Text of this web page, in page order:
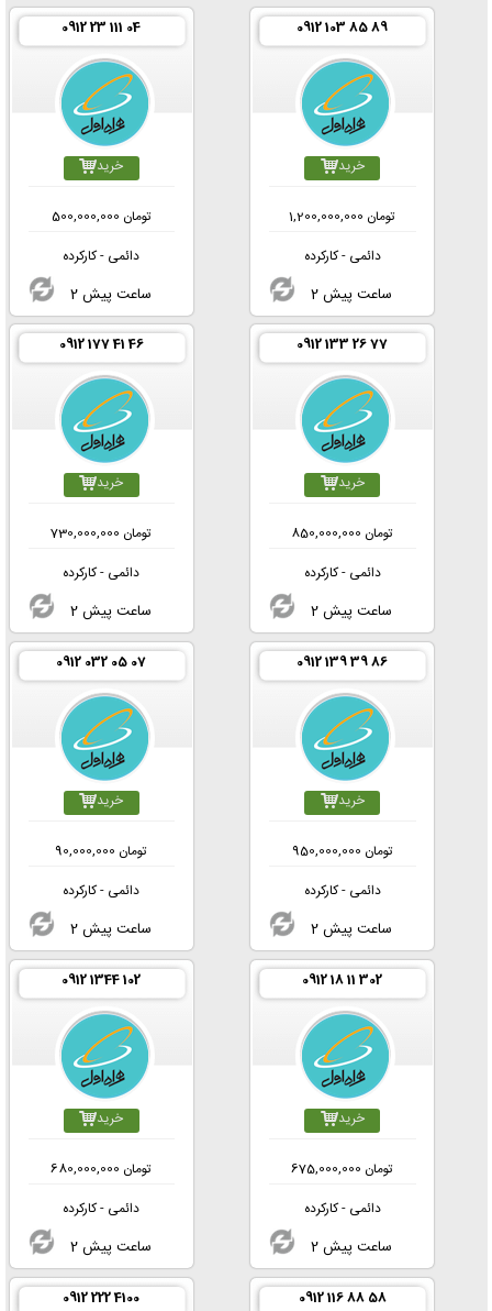
0912 103 85 89
خرید
1,200,000,000 تومان
دائمی - کارکرده
2 ساعت پیش
0912 23 111 04
خرید
500,000,000 تومان
دائمی - کارکرده
2 ساعت پیش
0912 133 26 77
خرید
850,000,000 تومان
دائمی - کارکرده
2 ساعت پیش
0912 177 41 46
خرید
730,000,000 تومان
دائمی - کارکرده
2 ساعت پیش
0912 139 39 86
خرید
950,000,000 تومان
دائمی - کارکرده
2 ساعت پیش
0912 032 05 07
خرید
90,000,000 تومان
دائمی - کارکرده
2 ساعت پیش
0912 18 11 302
خرید
675,000,000 تومان
دائمی - کارکرده
2 ساعت پیش
0912 1344 102
خرید
680,000,000 تومان
دائمی - کارکرده
2 ساعت پیش
0912 116 88 58
0912 222 4100